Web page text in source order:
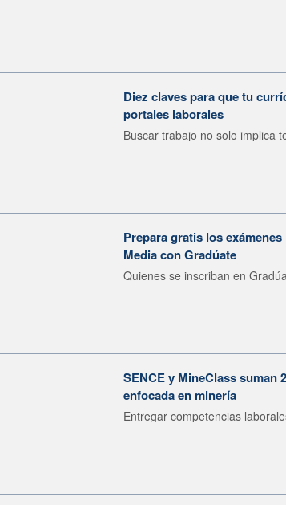
Diez claves para que tu
portales laborales
Buscar trabajo no solo implica
Prepara gratis los
Media con Gradúate
Quienes se inscriban en
SENCE y MineClass suman
enfocada en minería
Entregar competencias